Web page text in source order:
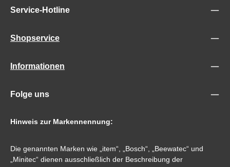
Service-Hotline
Shopservice
Informationen
Folge uns
Hinweis zur Markennennung:
Die genannten Marken wie „item“, „Bosch“, „Beewatec“ und
„Minitec“ dienen ausschließlich der Beschreibung der